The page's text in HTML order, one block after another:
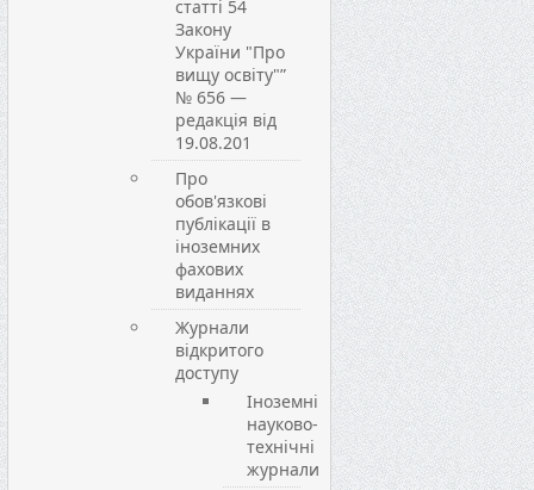
статті 54
Закону
України "Про
вищу освіту"”
№ 656 —
редакція від
19.08.201
Про
обов'язкові
публікації в
іноземних
фахових
виданнях
Журнали
відкритого
доступу
Іноземні
науково-
технічні
журнали